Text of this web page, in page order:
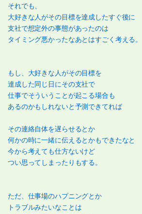
それでも、
大好きな人がその目標を達成したすぐ後に
支社で想定外の事態があったのは
タイミング悪かったなあとはすごく考える。
もし、大好きな人がその目標を
達成した同じ日にその支社で
仕事でそういうことが起こる場合も
あるのかもしれないと予測できてれば
その連絡自体を遅らせるとか
何かの時に一緒に伝えるとかもできたなと
今から考えても仕方ないけど
つい思ってしまったりもする。
ただ、仕事場のハプニングとか
トラブルみたいなことは